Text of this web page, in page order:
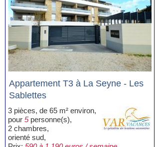
Appartement T3 à La Seyne - Les
Sablettes
3 pièces, de 65 m² environ,
pour 5personne(s),
2 chambres,
orienté sud,